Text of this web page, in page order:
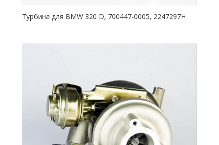
Турбина для BMW 320 D, 700447-0005, 2247297H